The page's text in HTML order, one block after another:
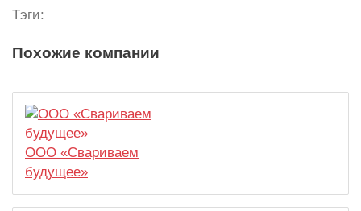
Тэги:
Похожие компании
ООО «Свариваем
будущее»